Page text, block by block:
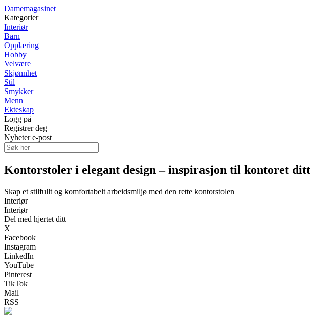
Damemagasinet
Kategorier
Interiør
Barn
Opplæring
Hobby
Velvære
Skjønnhet
Stil
Smykker
Menn
Ekteskap
Logg på
Registrer deg
Nyheter e-post
Kontorstoler i elegant design – inspirasjon til kontoret ditt
Skap et stilfullt og komfortabelt arbeidsmiljø med den rette kontorstolen
Interiør
Interiør
Del med hjertet ditt
X
Facebook
Instagram
LinkedIn
YouTube
Pinterest
TikTok
Mail
RSS